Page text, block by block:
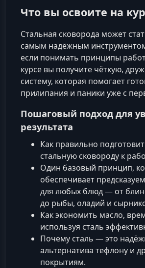
Что вы освоите на
Стальная сковорода может
самым надёжным
если понимать принципы
курсе вы получите чёткую,
систему, которая помогает
прилипания и паники уже с
Пошаговый подход для
результата
Как правильно
стальную сковороду к
Один базовый принцип,
обеспечивает
для любых блюд — от
до рыбы, оладий и
Как экономить масло,
используя сталь
Почему сталь — это
альтернатива тефлону и
покрытиям.